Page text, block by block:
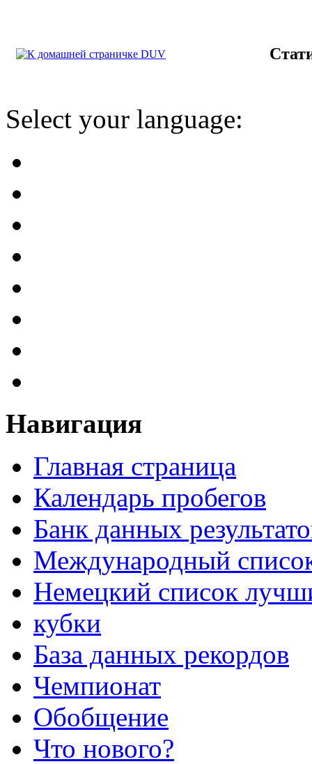
Select your language:
Навигация
Главная страница
Календарь пробегов
Банк данных
Международный
Немецкий список
кубки
База данных рекордов
Чемпионат
Обобщение
Что нового?